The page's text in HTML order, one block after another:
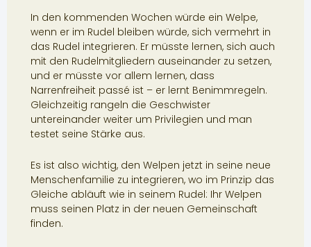
In den kommenden Wochen würde ein Welpe,
wenn er im Rudel bleiben würde, sich vermehrt in
das Rudel integrieren. Er müsste lernen, sich auch
mit den Rudelmitgliedern auseinander zu setzen,
und er müsste vor allem lernen, dass
Narrenfreiheit passé ist – er lernt Benimmregeln.
Gleichzeitig rangeln die Geschwister
untereinander weiter um Privilegien und man
testet seine Stärke aus.
Es ist also wichtig, den Welpen jetzt in seine neue
Menschenfamilie zu integrieren, wo im Prinzip das
Gleiche abläuft wie in seinem Rudel: Ihr Welpen
muss seinen Platz in der neuen Gemeinschaft
finden.